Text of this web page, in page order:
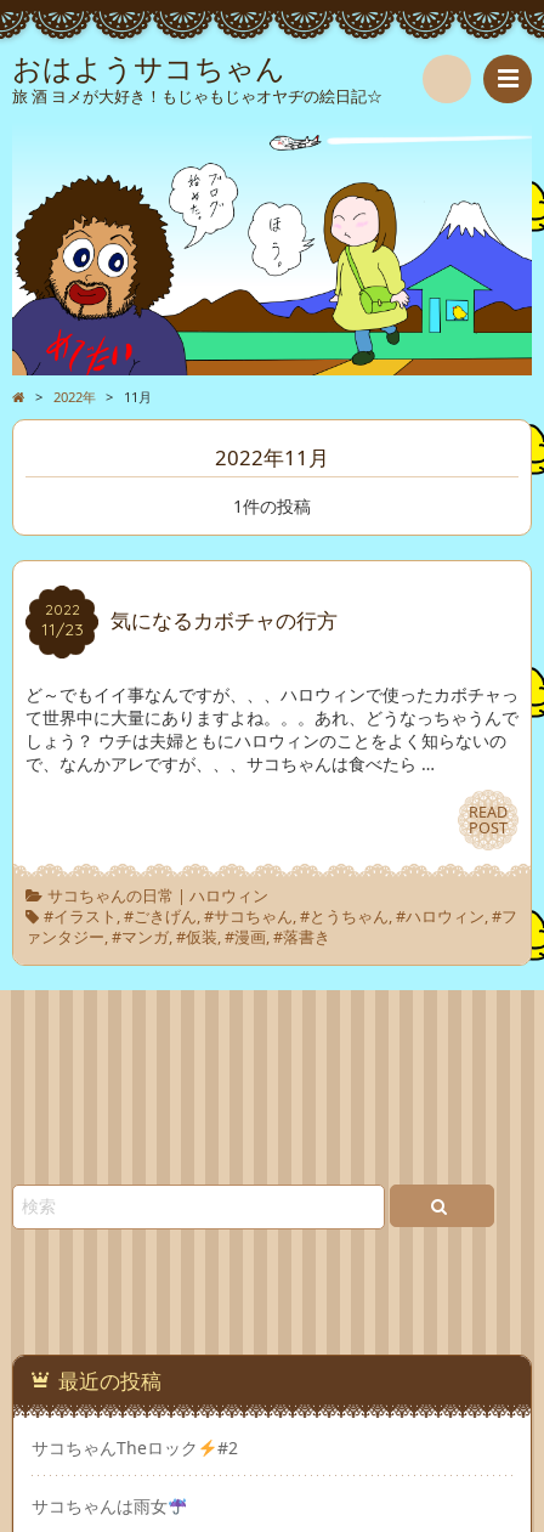
おはようサコちゃん
旅 酒 ヨメが大好き！もじゃもじゃオヤヂの絵日記☆
> 2022年 > 11月
2022年11月
1件の投稿
2022
11/23
2022
11/23 気になるカボチャの行方
ど～でもイイ事なんですが、、、ハロウィンで使ったカボチャっ
て世界中に大量にありますよね。。。あれ、どうなっちゃうんで
しょう？ ウチは夫婦ともにハロウィンのことをよく知らないの
で、なんかアレですが、、、サコちゃんは食べたら …
READ
POST
READ
POST
サコちゃんの日常 | ハロウィン
#イラスト ,#ごきげん,#サコちゃん,#とうちゃん,#ハロウィン,#フ
ァンタジー,#マンガ,#仮装,#漫画,#落書き
最近の投稿
サコちゃんTheロック #2
サコちゃんは雨女